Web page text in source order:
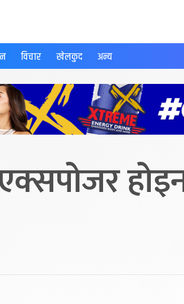
विचार खेलकुद अन्य
होइन,